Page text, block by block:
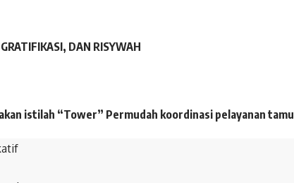
DAN RISYWAH
istilah “Tower” Permudah koordinasi pelayanan tamu